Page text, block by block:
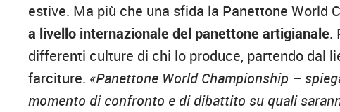
estive. Ma più che una sfida la Panettone World
a livello internazionale del panettone artigianale.
differenti culture di chi lo produce, partendo dal
farciture. «Panettone World Championship –
momento di confronto e di dibattito su quali